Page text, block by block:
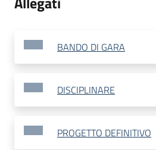
BANDO DI GARA
DISCIPLINARE
PROGETTO DEFINITIVO